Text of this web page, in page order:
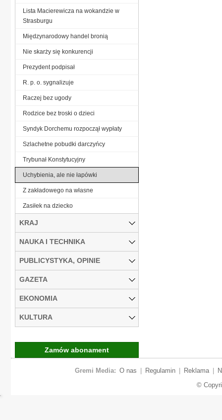
Lista Macierewicza na wokandzie w
Strasburgu
Międzynarodowy handel bronią
Nie skarży się konkurencji
Prezydent podpisał
R. p. o. sygnalizuje
Raczej bez ugody
Rodzice bez troski o dzieci
Syndyk Dorchemu rozpoczął wypłaty
Szlachetne pobudki darczyńcy
Trybunał Konstytucyjny
Uchybienia, ale nie łapówki
Z zakładowego na własne
Zasiłek na dziecko
KRAJ
NAUKA I TECHNIKA
PUBLICYSTYKA, OPINIE
GAZETA
EKONOMIA
KULTURA
Zamów abonament
Gremi Media: O nas Regulamin Reklama
©